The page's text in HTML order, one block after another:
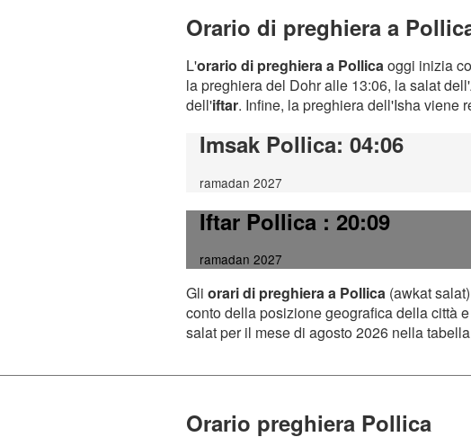
Orario di preghiera a
L'orario di preghiera a Pollicaoggi inizia
la preghiera del Dohr alle 13:06, la salat
dell'iftar. Infine, la preghiera dell'Isha viene
Imsak Pollica: 04:06
ramadan 2027
Iftar Pollica: 20:09
ramadan 2027
Gli orari di preghiera a Pollica (awkat
conto della posizione geografica della città
salat per il mese di agosto 2026 nella
Orario preghiera Pollica